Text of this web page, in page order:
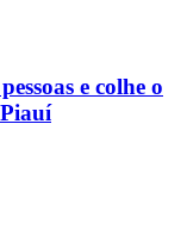
e colhe o